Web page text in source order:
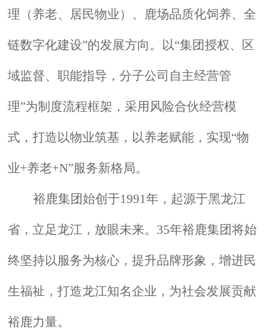
理（养老、居民物业）、鹿场品质化饲养、全
链数字化建设”的发展方向。以“集团授权、区
域监督、职能指导，分子公司自主经营管
理”为制度流程框架，采用风险合伙经营模
式，打造以物业筑基，以养老赋能，实现“物
业+养老+N”服务新格局。
裕鹿集团始创于1991年，起源于黑龙江
省，立足龙江，放眼未来。35年裕鹿集团将始
终坚持以服务为核心，提升品牌形象，增进民
生福祉，打造龙江知名企业，为社会发展贡献
裕鹿力量。